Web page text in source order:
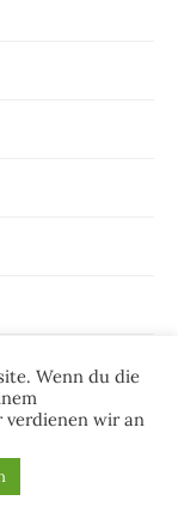
Wenn du die
verdienen wir an